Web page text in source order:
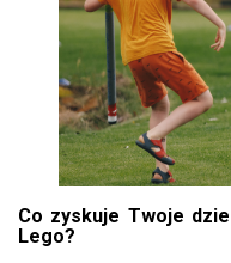
Co zyskuje Twoje
Lego?